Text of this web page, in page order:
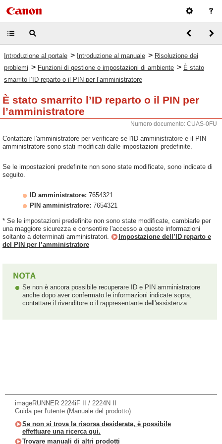
Introduzione al portale > Introduzione al manuale > Risoluzione dei
problemi > Funzioni di gestione e impostazioni di ambiente > È stato
smarrito l’ID reparto o il PIN per l’amministratore
È stato smarrito l’ID reparto o il PIN per
l’amministratore
Numero documento: CUAS-0FU
Contattare l'amministratore per verificare se l'ID amministratore e il PIN
amministratore sono stati modificati dalle impostazioni predefinite.
Se le impostazioni predefinite non sono state modificate, sono indicate di
seguito.
ID amministratore: 7654321
PIN amministratore: 7654321
* Se le impostazioni predefinite non sono state modificate, cambiarle per
una maggiore sicurezza e consentire l'accesso a queste informazioni
soltanto a determinati amministratori.
Impostazione dell’ID reparto e
del PIN per l’amministratore
Se non è ancora possibile recuperare ID e PIN amministratore
anche dopo aver confermato le informazioni indicate sopra,
contattare il rivenditore o il rappresentante dell'assistenza.
imageRUNNER 2224iF II / 2224N II
Guida per l'utente (Manuale del prodotto)
Se non si trova la risorsa desiderata, è possibile
effettuare una ricerca qui.
Trovare manuali di altri prodotti